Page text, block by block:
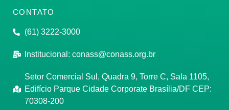
CONTATO
(61) 3222-3000
Institucional: conass@conass.org.br
Setor Comercial Sul, Quadra 9, Torre C, Sala 1105,
Edifício Parque Cidade Corporate Brasília/DF CEP:
70308-200